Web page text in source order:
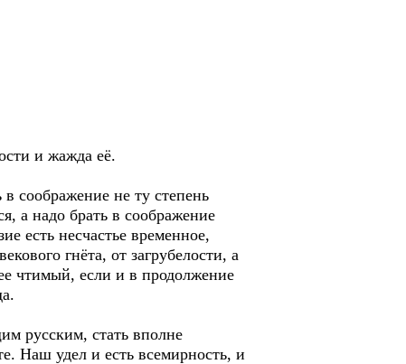
и жажда её.
соображение не ту степень
а надо брать в соображение
есть несчастье временное,
гнёта, от загрубелости, а
чтимый, если и в продолжение
русским, стать вполне
Наш удел и есть всемирность, и